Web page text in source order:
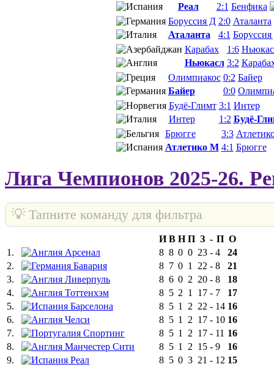
Реал
2:1 Бенфика
Боруссия Д 2:0 Аталанта
Аталанта
4:1
Карабах
1:6
Ньюкасл 3:2
Олимпиакос 0:2 Байер
Байер
0:0
Будё-Глимт 3:1 Интер
Интер
1:2 Будё-
Брюгге
3:3
Атлетико М 4:1 Брюгге
Лига Чемпионов 2025-26.
💡 Тапните команду для фильтра
И В Н П З - П О
1.
Арсенал 8 8 0 0 23 - 4
24
2.
Бавария 8 7 0 1 22 - 8
21
3.
Ливерпуль 8 6 0 2 20 - 8
18
4.
Тоттенхэм 8 5 2 1 17 - 7
17
5.
Барселона 8 5 1 2 22 - 14 16
6.
Челси 8 5 1 2 17 - 10 16
7.
Спортинг 8 5 1 2 17 - 11 16
8.
Манчестер Сити 8 5 1 2 15 - 9
16
9.
Реал 8 5 0 3 21 - 12 15